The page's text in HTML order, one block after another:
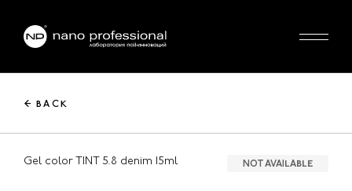
← BACK
Gel color TINT 5.8 denim 15ml NOT AVAILABLE